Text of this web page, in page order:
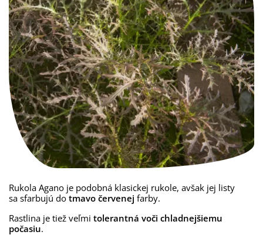
Rukola Agano je podobná klasickej rukole, avšak jej listy
sa sfarbujú do tmavo červenej farby.
Rastlina je tiež veľmi tolerantná voči chladnejšiemu
počasiu.